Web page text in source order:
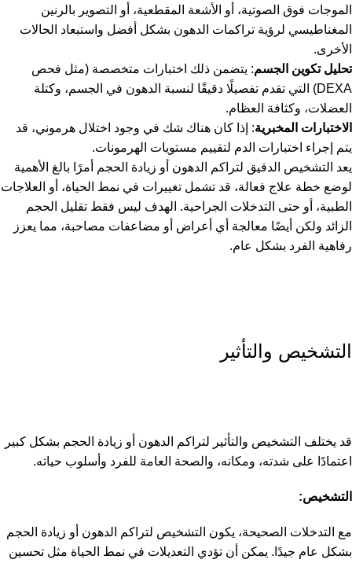
الموجات فوق الصوتية، أو الأشعة المقطعية، أو التصوير بالرنين
المغناطيسي لرؤية تراكمات الدهون بشكل أفضل واستبعاد الحالات
الأخرى.
تحليل تكوين الجسم: يتضمن ذلك اختبارات متخصصة (مثل فحص
DEXA) التي تقدم تفصيلًا دقيقًا لنسبة الدهون في الجسم، وكتلة
العضلات، وكثافة العظام.
الاختبارات المخبرية: إذا كان هناك شك في وجود اختلال هرموني، قد
يتم إجراء اختبارات الدم لتقييم مستويات الهرمونات.
يعد التشخيص الدقيق لتراكم الدهون أو زيادة الحجم أمرًا بالغ الأهمية
لوضع خطة علاج فعالة، قد تشمل تغييرات في نمط الحياة، أو العلاجات
الطبية، أو حتى التدخلات الجراحية. الهدف ليس فقط تقليل الحجم
الزائد ولكن أيضًا معالجة أي أعراض أو مضاعفات مصاحبة، مما يعزز
رفاهية الفرد بشكل عام.
التشخيص والتأثير
قد يختلف التشخيص والتأثير لتراكم الدهون أو زيادة الحجم بشكل كبير
اعتمادًا على شدته، ومكانه، والصحة العامة للفرد وأسلوب حياته.
التشخيص:
مع التدخلات الصحيحة، يكون التشخيص لتراكم الدهون أو زيادة الحجم
بشكل عام جيدًا. يمكن أن تؤدي التعديلات في نمط الحياة مثل تحسين